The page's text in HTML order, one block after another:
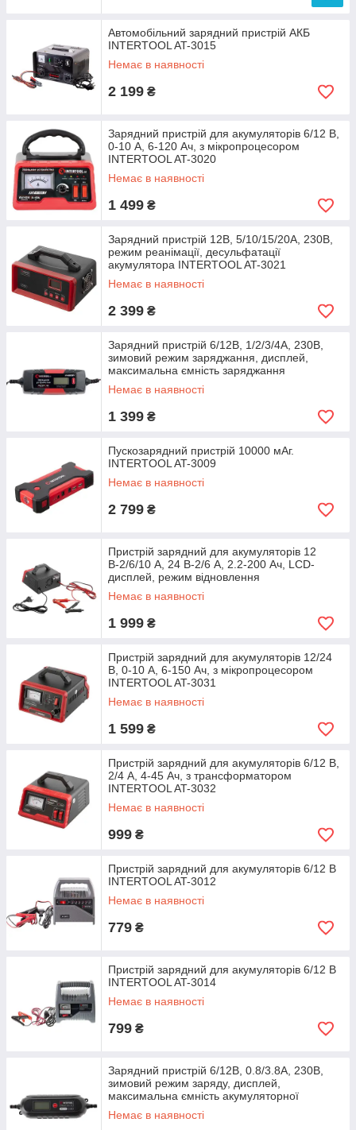
Автомобільний зарядний пристрій АКБ
INTERTOOL AT-3015
Немає в наявності
2 199 ₴
Зарядний пристрій для акумуляторів 6/12 В,
0-10 А, 6-120 Ач, з мікропроцесором
INTERTOOL AT-3020
Немає в наявності
1 499 ₴
Зарядний пристрій 12В, 5/10/15/20А, 230В,
режим реанімації, десульфатації
акумулятора INTERTOOL AT-3021
Немає в наявності
2 399 ₴
Зарядний пристрій 6/12В, 1/2/3/4А, 230В,
зимовий режим заряджання, дисплей,
максимальна ємність заряджання
Немає в наявності
1 399 ₴
Пускозарядний пристрій 10000 мАг.
INTERTOOL AT-3009
Немає в наявності
2 799 ₴
Пристрій зарядний для акумуляторів 12
В-2/6/10 А, 24 В-2/6 А, 2.2-200 Ач, LCD-
дисплей, режим відновлення
Немає в наявності
1 999 ₴
Пристрій зарядний для акумуляторів 12/24
В, 0-10 А, 6-150 Ач, з мікропроцесором
INTERTOOL AT-3031
Немає в наявності
1 599 ₴
Пристрій зарядний для акумуляторів 6/12 В,
2/4 А, 4-45 Ач, з трансформатором
INTERTOOL AT-3032
Немає в наявності
999 ₴
Пристрій зарядний для акумуляторів 6/12 В
INTERTOOL AT-3012
Немає в наявності
779 ₴
Пристрій зарядний для акумуляторів 6/12 В
INTERTOOL AT-3014
Немає в наявності
799 ₴
Зарядний пристрій 6/12В, 0.8/3.8А, 230В,
зимовий режим заряду, дисплей,
максимальна ємність акумуляторної
Немає в наявності